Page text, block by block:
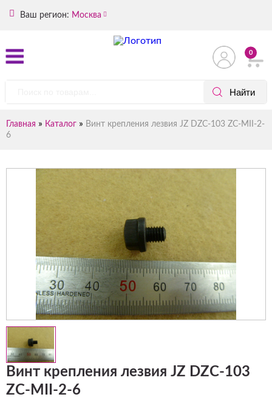
Ваш регион: Москва
0
Главная » Каталог » Винт крепления лезвия JZ DZC-103 ZC-MII-2-
6
Винт крепления лезвия JZ DZC-103
ZC-MII-2-6